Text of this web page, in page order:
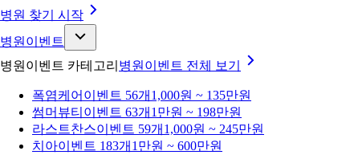
병원 찾기 시작
병원이벤트
병원이벤트 카테고리 병원이벤트 전체 보기
폭염케어 이벤트 56개 1,000원 ~ 135만원
썸머뷰티 이벤트 63개 1만원 ~ 198만원
라스트찬스이벤트 59개 1,000원 ~ 245만원
치아이벤트 183개 1만원 ~ 600만원